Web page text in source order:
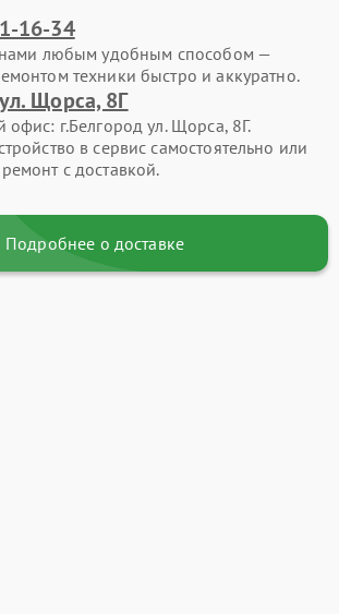
16-34
нами любым удобным способом —
техники быстро и аккуратно.
Щорса, 8Г
офис: г.Белгород ул. Щорса, 8Г.
в сервис самостоятельно или
с доставкой.
Подробнее о доставке